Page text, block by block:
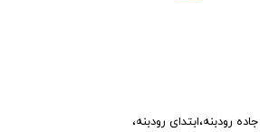
رودبنه،ابتدای رودبنه،